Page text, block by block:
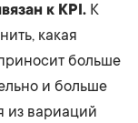
к KPI. К
какая
больше
и больше
из вариаций